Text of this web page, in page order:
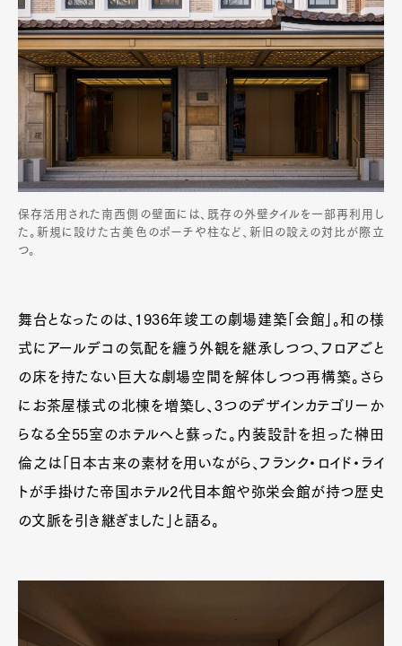
保存活用された南西側の壁面には、既存の外壁タイルを一部再利用し
た。新規に設けた古美色のポーチや柱など、新旧の設えの対比が際立
つ。
舞台となったのは、1936年竣工の劇場建築「会館」。和の様
式にアールデコの気配を纏う外観を継承しつつ、フロアごと
の床を持たない巨大な劇場空間を解体しつつ再構築。さら
にお茶屋様式の北棟を増築し、3つのデザインカテゴリーか
らなる全55室のホテルへと蘇った。内装設計を担った榊田
倫之は「日本古来の素材を用いながら、フランク・ロイド・ライ
トが手掛けた帝国ホテル2代目本館や弥栄会館が持つ歴史
の文脈を引き継ぎました」と語る。